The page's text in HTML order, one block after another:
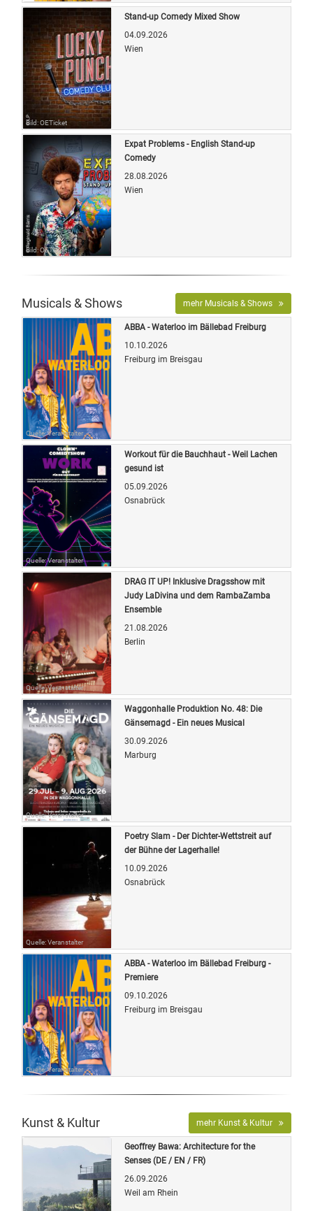
Bild: OETicket
Stand-up Comedy Mixed Show
04.09.2026
Wien
Bild: OETicket
Expat Problems - English Stand-up
Comedy
28.08.2026
Wien
Musicals & Shows mehr Musicals & Shows
Quelle: Veranstalter
ABBA - Waterloo im Bällebad Freiburg
10.10.2026
Freiburg im Breisgau
Quelle: Veranstalter
Workout für die Bauchhaut - Weil Lachen
gesund ist
05.09.2026
Osnabrück
Quelle: Veranstalter
DRAG IT UP! Inklusive Dragsshow mit
Judy LaDivina und dem RambaZamba
Ensemble
21.08.2026
Berlin
Quelle: Veranstalter
Waggonhalle Produktion No. 48: Die
Gänsemagd - Ein neues Musical
30.09.2026
Marburg
Quelle: Veranstalter
Poetry Slam - Der Dichter-Wettstreit auf
der Bühne der Lagerhalle!
10.09.2026
Osnabrück
Quelle: Veranstalter
ABBA - Waterloo im Bällebad Freiburg -
Premiere
09.10.2026
Freiburg im Breisgau
Kunst & Kultur mehr Kunst & Kultur
Geoffrey Bawa: Architecture for the
Senses (DE / EN / FR)
26.09.2026
Weil am Rhein